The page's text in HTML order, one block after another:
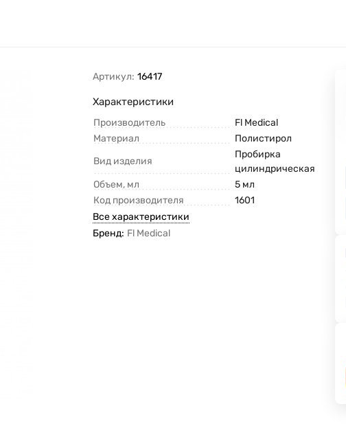
Артикул: 16417
Характеристики
Производитель
Fl Medical
Материал
Полистирол
Вид изделия
Пробирка
цилиндрическая
Объем, мл
5 мл
Код производителя
1601
Все характеристики
Бренд: Fl Medical